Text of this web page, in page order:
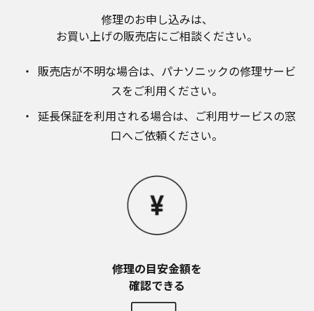
修理のお申し込みは、​
お買い上げの販売店にご相談ください。​
販売店が不明な場合は、​パナソニックの修理サービ
スをご利用ください。​
延長保証を利用される場合は、​ご利用サービスの窓
口へご依頼ください。
修理の目安金額を​
確認できる